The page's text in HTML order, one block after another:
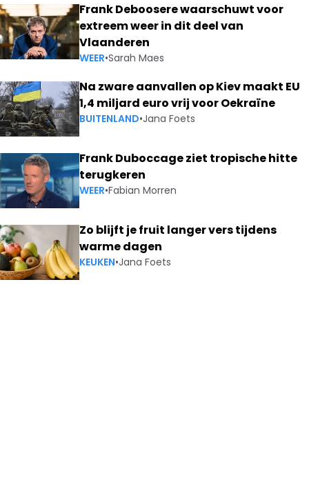
Frank Deboosere waarschuwt voor
extreem weer in dit deel van
Vlaanderen
WEER•Sarah Maes
Na zware aanvallen op Kiev maakt EU
1,4 miljard euro vrij voor Oekraïne
BUITENLAND•Jana Foets
Frank Duboccage ziet tropische hitte
terugkeren
WEER•Fabian Morren
Zo blijft je fruit langer vers tijdens
warme dagen
KEUKEN•Jana Foets